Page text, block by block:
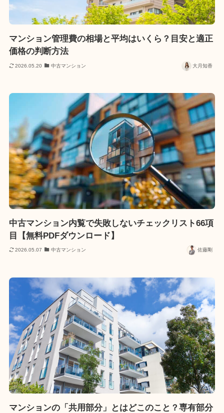
マンション管理費の相場と平均はいくら？目安と適正
価格の判断方法
2026.05.20 中古マンション 大月知香
中古マンション内覧で失敗しないチェックリスト66項
目【無料PDFダウンロード】
2026.05.07 中古マンション 佐藤剛
マンションの「共用部分」とはどこのこと？専有部分